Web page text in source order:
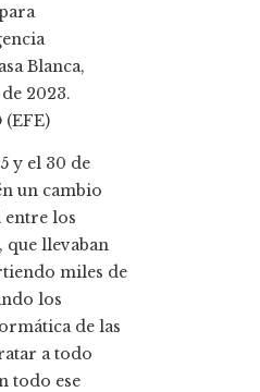
Blanca,
2023.
(EFE)
y el 30 de
un cambio
entre los
que llevaban
miles de
los
de las
a todo
todo ese